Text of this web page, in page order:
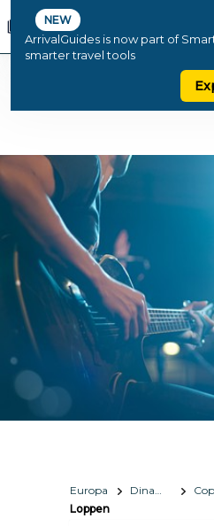
NEW
ArrivalGuides is now part of
smarter travel tools
Europa Dinamarca
Loppen